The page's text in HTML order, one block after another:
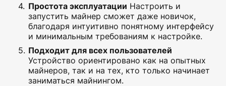
Простота эксплуатации Настроить и
запустить майнер сможет даже новичок,
благодаря интуитивно понятному интерфейсу
и минимальным требованиям к настройке.
Подходит для всех пользователей
Устройство ориентировано как на опытных
майнеров, так и на тех, кто только начинает
заниматься майнингом.